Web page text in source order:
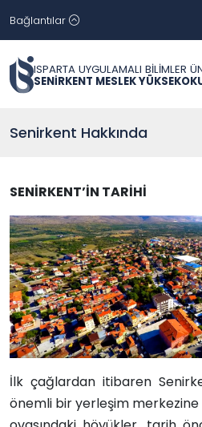
Bağlantılar
ISPARTA UYGULAMALI BİLİMLER
SENİRKENT MESLEK
Senirkent Hakkında
SENİRKENT’İN TARİHİ
İlk çağlardan itibaren
önemli bir yerleşim